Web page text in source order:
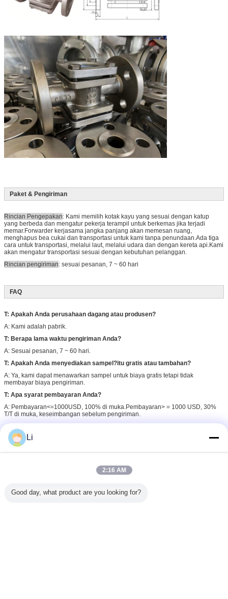
Paket & Pengiriman
Rincian Pengepakan: Kami memilih kotak kayu yang sesuai dengan katup
yang berbeda dan mengatur pekerja terampil untuk berkemas jika terjadi
memar.Forwarder kerjasama jangka panjang akan memesan ruang,
menghapus bea cukai dan transportasi untuk kami tanpa penundaan.Ada tiga
cara untuk transportasi, melalui laut, melalui udara dan dengan kereta api.Kami
akan mengatur transportasi sesuai dengan kebutuhan pelanggan.
Rincian pengiriman: sesuai pesanan, 7 ~ 60 hari
FAQ
T: Apakah Anda perusahaan dagang atau produsen?
A: Kami adalah pabrik.
T: Berapa lama waktu pengiriman Anda?
A: Sesuai pesanan, 7 ~ 60 hari.
T: Apakah Anda menyediakan sampel?itu gratis atau tambahan?
A: Ya, kami dapat menawarkan sampel untuk biaya gratis tetapi tidak
membayar biaya pengiriman.
T: Apa syarat pembayaran Anda?
A: Pembayaran<=1000USD, 100% di muka.Pembayaran> = 1000 USD, 30%
T/T di muka, keseimbangan sebelum pengiriman.
Tag:kaca penglihatan industri
kaca penglihatan tekanan tinggi,katup kaca penglihatan
Dapatkan Harga Terbaik untuk
Li
2:16 AM
Good day, what product are you looking for?